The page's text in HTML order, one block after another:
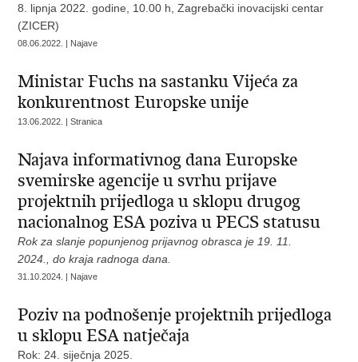
8. lipnja 2022. godine, 10.00 h, Zagrebački inovacijski centar
(ZICER)
08.06.2022. | Najave
Ministar Fuchs na sastanku Vijeća za
konkurentnost Europske unije
13.06.2022. | Stranica
Najava informativnog dana Europske
svemirske agencije u svrhu prijave
projektnih prijedloga u sklopu drugog
nacionalnog ESA poziva u PECS statusu
Rok za slanje popunjenog prijavnog obrasca je 19. 11.
2024., do kraja radnoga dana.
31.10.2024. | Najave
Poziv na podnošenje projektnih prijedloga
u sklopu ESA natječaja
Rok: 24. siječnja 2025.